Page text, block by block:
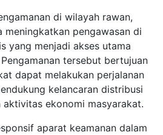
di wilayah rawan,
meningkatkan pengawasan di
yang menjadi akses utama
tersebut bertujuan
dapat melakukan perjalanan
kelancaran distribusi
ekonomi masyarakat.
aparat keamanan dalam